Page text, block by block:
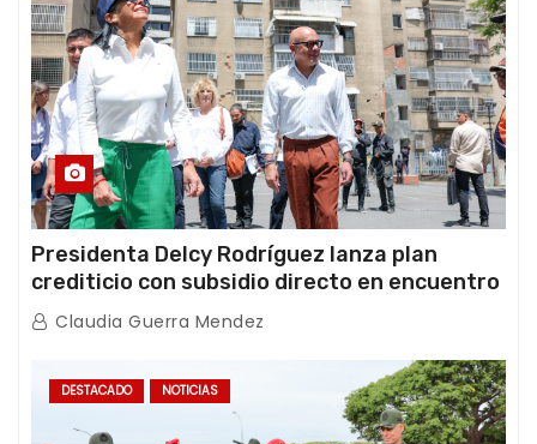
Presidenta Delcy Rodríguez lanza plan
crediticio con subsidio directo en encuentro
con Juntas de Condominio
Claudia Guerra Mendez
DESTACADO NOTICIAS